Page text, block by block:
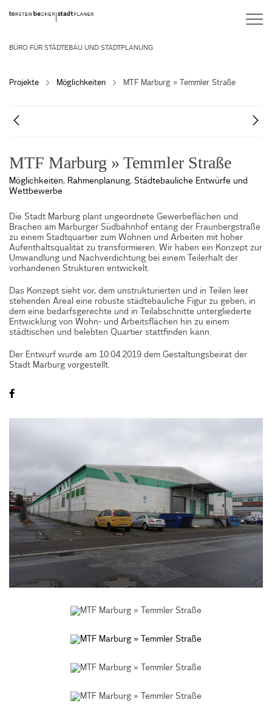
BÜRO FÜR STÄDTEBAU UND STADTPLANUNG
Projekte Möglichkeiten MTF Marburg » Temmler Straße
MTF Marburg » Temmler Straße
Möglichkeiten, Rahmenplanung, Städtebauliche Entwürfe und
Wettbewerbe
Die Stadt Marburg plant ungeordnete Gewerbeflächen und
Brachen am Marburger Südbahnhof entang der Fraunbergstraße
zu einem Stadtquartier zum Wohnen und Arbeiten mit hoher
Aufenthaltsqualität zu transformieren. Wir haben ein Konzept zur
Umwandlung und Nachverdichtung bei einem Teilerhalt der
vorhandenen Strukturen entwickelt.
Das Konzept sieht vor, dem unstrukturierten und in Teilen leer
stehenden Areal eine robuste städtebauliche Figur zu geben, in
dem eine bedarfsgerechte und in Teilabschnitte untergliederte
Entwicklung von Wohn- und Arbeitsflächen hin zu einem
städtischen und belebten Quartier stattfinden kann.
Der Entwurf wurde am 10.04.2019 dem Gestaltungsbeirat der
Stadt Marburg vorgestellt.